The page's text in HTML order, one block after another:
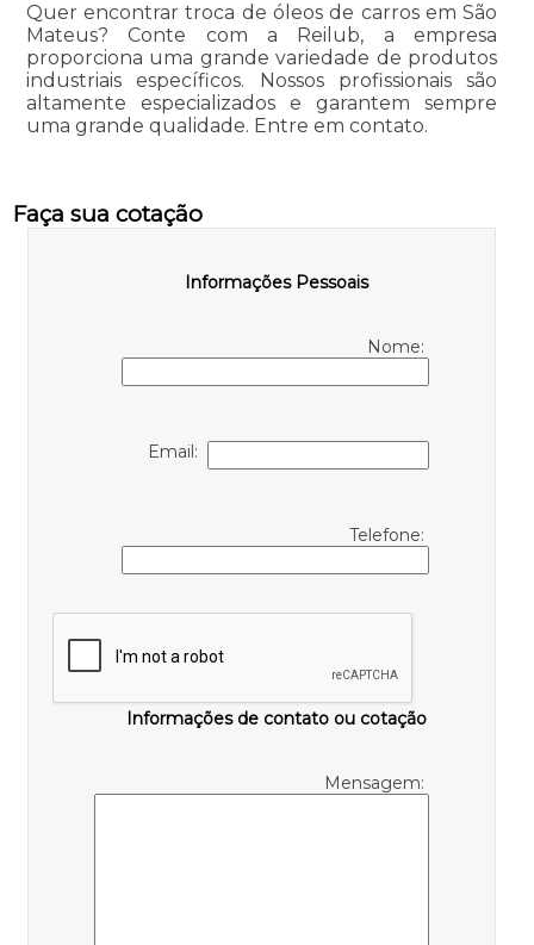
Quer encontrar troca de óleos de carros em São
Mateus? Conte com a Reilub, a empresa
proporciona uma grande variedade de produtos
industriais específicos. Nossos profissionais são
altamente especializados e garantem sempre
uma grande qualidade. Entre em contato.
Faça sua cotação
Informações Pessoais
Nome:
Email:
Telefone:
Informações de contato ou cotação
Mensagem: